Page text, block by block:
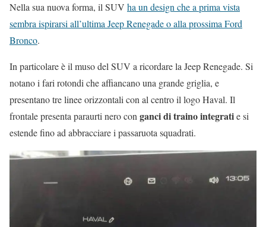
Nella sua nuova forma, il SUV ha un design che a prima vista
sembra ispirarsi all’ultima Jeep Renegade o alla prossima Ford
Bronco.
In particolare è il muso del SUV a ricordare la Jeep Renegade. Si
notano i fari rotondi che affiancano una grande griglia, e
presentano tre linee orizzontali con al centro il logo Haval. Il
frontale presenta paraurti nero con ganci di traino integratie si
estende fino ad abbracciare i passaruota squadrati.